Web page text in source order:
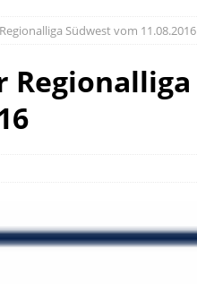
Südwest vom 11.08.2016
Regionalliga